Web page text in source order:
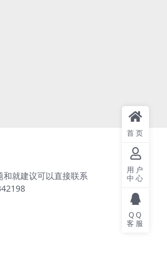
和就建议可以直接联系
首页
用户
中心
QQ
客服